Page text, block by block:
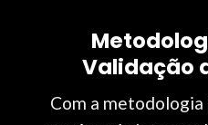
Validação
Com a metodologia